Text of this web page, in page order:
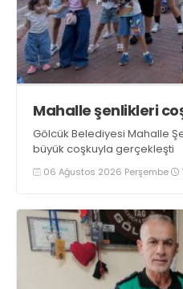
Mahalle şenlikleri
Gölcük Belediyesi Mahalle
büyük coşkuyla gerçekleşti
06 Ağustos 2026 Perşembe